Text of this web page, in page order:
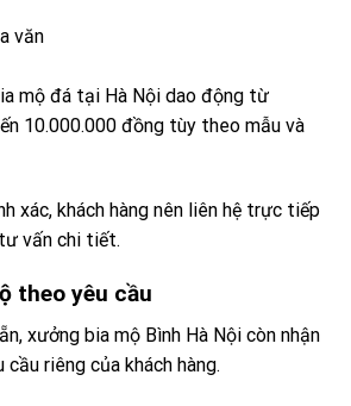
văn
mộ đá tại Hà Nội dao động từ
10.000.000 đồng tùy theo mẫu và
xác, khách hàng nên liên hệ trực tiếp
vấn chi tiết.
theo yêu cầu
xưởng bia mộ Bình Hà Nội còn nhận
riêng của khách hàng.